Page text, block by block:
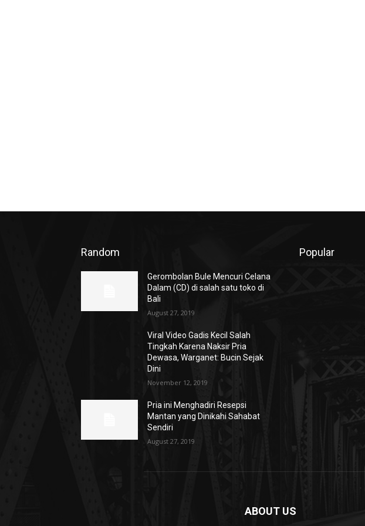
Random
Gerombolan Bule Mencuri Celana
Dalam (CD) di salah satu toko di
Bali
August 27, 2019
Viral Video Gadis Kecil Salah
Tingkah Karena Naksir Pria
Dewasa, Warganet: Bucin Sejak
Dini
November 12, 2019
Pria ini Menghadiri Resepsi
Mantan yang Dinikahi Sahabat
Sendiri
August 27, 2019
Popular
ABOUT US